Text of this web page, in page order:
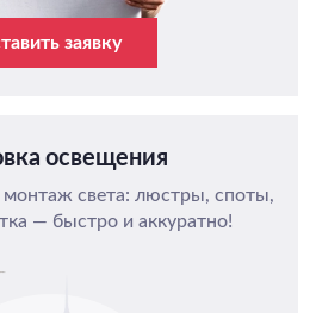
заявку
освещения
света: люстры, споты,
— быстро и аккуратно!